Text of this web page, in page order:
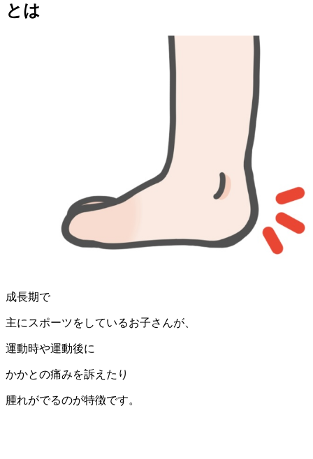
とは
成長期で
主にスポーツをしているお子さんが、
運動時や運動後に
かかとの痛みを訴えたり
腫れがでるのが特徴です。